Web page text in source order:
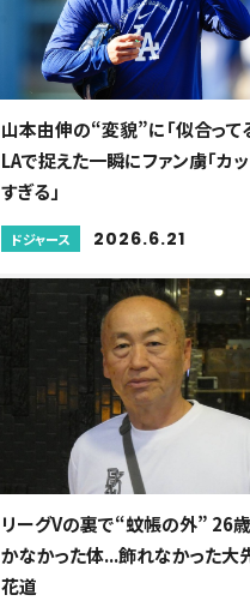
山本由伸の“変貌”に「似合って
LAで捉えた一瞬にファン虜「カ
すぎる」
ドジャース 2026.6.21
リーグVの裏で“蚊帳の外” 26
かなかった体...飾れなかった大
花道